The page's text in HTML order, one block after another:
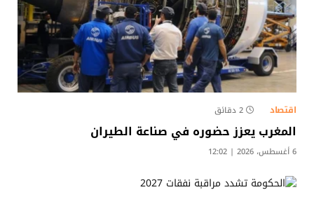
اقتصاد 2 دقائق
المغرب يعزز حضوره في صناعة الطيران
6 أغسطس، 2026 | 12:02